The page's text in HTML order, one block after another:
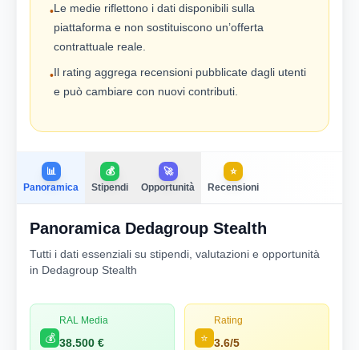
•Le medie riflettono i dati disponibili sulla
piattaforma e non sostituiscono un’offerta
contrattuale reale.
•Il rating aggrega recensioni pubblicate dagli utenti
e può cambiare con nuovi contributi.
📊
Panoramica
💰
Stipendi
🚀
Opportunità
⭐
Recensioni
Panoramica Dedagroup Stealth
Tutti i dati essenziali su stipendi, valutazioni e opportunità
in Dedagroup Stealth
💰
RAL Media
38.500 € ⭐
Rating
3.6/5